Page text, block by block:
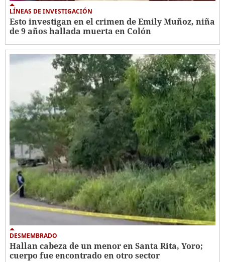
LÍNEAS DE INVESTIGACIÓN
Esto investigan en el crimen de Emily Muñoz, niña
de 9 años hallada muerta en Colón
DESMEMBRADO
Hallan cabeza de un menor en Santa Rita, Yoro;
cuerpo fue encontrado en otro sector